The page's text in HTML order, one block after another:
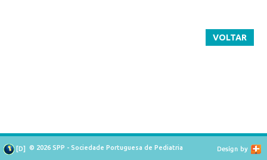
VOLTAR
[D] © 2026 SPP - Sociedade Portuguesa de Pediatria